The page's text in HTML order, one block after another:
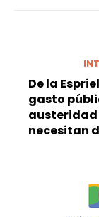
De la
gasto
austeridad
necesitan